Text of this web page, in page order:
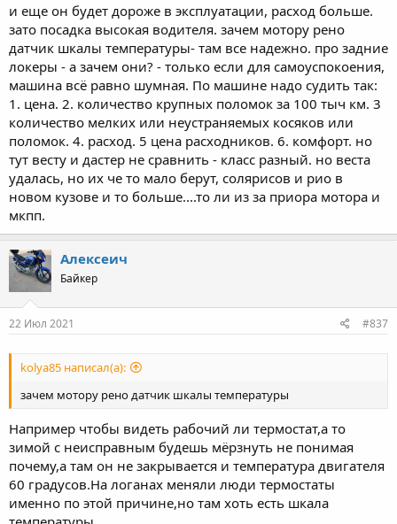
и еще он будет дороже в эксплуатации, расход больше.
зато посадка высокая водителя. зачем мотору рено
датчик шкалы температуры- там все надежно. про задние
локеры - а зачем они? - только если для самоуспокоения,
машина всё равно шумная. По машине надо судить так:
1. цена. 2. количество крупных поломок за 100 тыч км. 3
количество мелких или неустраняемых косяков или
поломок. 4. расход. 5 цена расходников. 6. комфорт. но
тут весту и дастер не сравнить - класс разный. но веста
удалась, но их че то мало берут, солярисов и рио в
новом кузове и то больше....то ли из за приора мотора и
мкпп.
Алексеич
Байкер
22 Июл 2021 #837
kolya85 написал(а):
зачем мотору рено датчик шкалы температуры
Например чтобы видеть рабочий ли термостат,а то
зимой с неисправным будешь мёрзнуть не понимая
почему,а там он не закрывается и температура двигателя
60 градусов.На логанах меняли люди термостаты
именно по этой причине,но там хоть есть шкала